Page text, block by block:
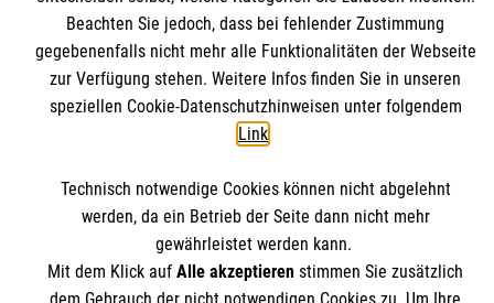
Weitere Artikel
Über dieses Magazin
Malteser.de
Beachten Sie jedoch, dass bei fehlender Zustimmung
gegebenenfalls nicht mehr alle Funktionalitäten der Webseite
zur Verfügung stehen. Weitere Infos finden Sie in unseren
speziellen Cookie-Datenschutzhinweisen unter folgendem
Link
Technisch notwendige Cookies können nicht abgelehnt
werden, da ein Betrieb der Seite dann nicht mehr
gewährleistet werden kann.
Mit dem Klick auf Alle akzeptieren stimmen Sie zusätzlich